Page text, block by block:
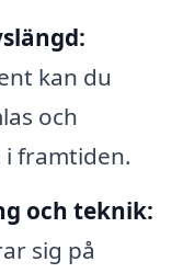
kan du
och
framtiden.
och teknik:
sig på